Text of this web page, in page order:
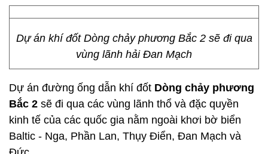
Dự án khí đốt Dòng chảy phương Bắc 2 sẽ đi qua
vùng lãnh hải Đan Mạch
Dự án đường ống dẫn khí đốt Dòng chảy phương
Bắc 2 sẽ đi qua các vùng lãnh thổ và đặc quyền
kinh tế của các quốc gia nằm ngoài khơi bờ biển
Baltic - Nga, Phần Lan, Thụy Điển, Đan Mạch và